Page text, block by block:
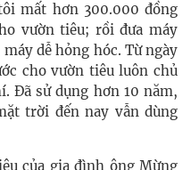
mất hơn 300.000 đồng
vườn tiêu; rồi đưa máy
dễ hỏng hóc. Từ ngày
cho vườn tiêu luôn chủ
Đã sử dụng hơn 10 năm,
trời đến nay vẫn dùng
của gia đình ông Mừng